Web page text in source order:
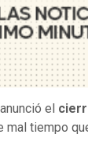
anunció el
mal tiempo